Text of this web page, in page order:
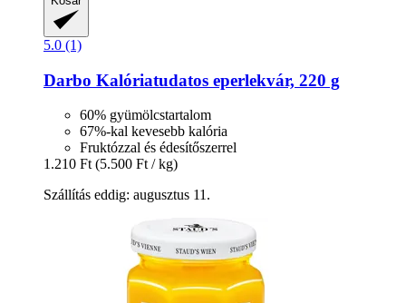
5.0 (1)
Darbo Kalóriatudatos eperlekvár, 220 g
60% gyümölcstartalom
67%-kal kevesebb kalória
Fruktózzal és édesítőszerrel
1.210 Ft (5.500 Ft / kg)
Szállítás eddig: augusztus 11.